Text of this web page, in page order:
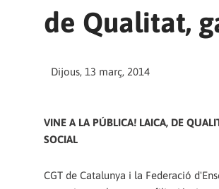
de Qualitat,
Dijous, 13 març, 2014
VINE A LA PÚBLICA! LAICA, DE
SOCIAL
CGT de Catalunya i la Federació